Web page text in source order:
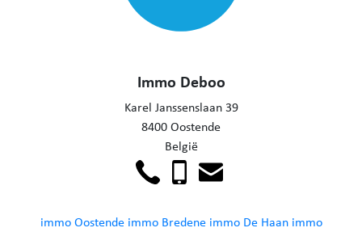
Immo Deboo
Karel Janssenslaan 39
8400 Oostende
België
immo Oostende immo Bredene immo De Haan immo